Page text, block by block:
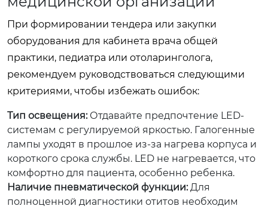
При формировании тендера или закупки
оборудования для кабинета врача общей
практики, педиатра или отоларинголога,
рекомендуем руководствоваться следующими
критериями, чтобы избежать ошибок:
Тип освещения:Отдавайте предпочтение LED-
системам с регулируемой яркостью. Галогенные
лампы уходят в прошлое из-за нагрева корпуса и
короткого срока службы. LED не нагревается, что
комфортно для пациента, особенно ребенка.
Наличие пневматической функции:Для
полноценной диагностики отитов необходим